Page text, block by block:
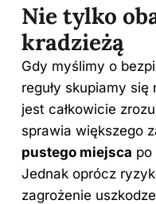
Nie tylko
kradzieżą
Gdy myślimy o
reguły skupiamy
jest całkowicie
sprawia większego
pustego miejsca po
Jednak oprócz
zagrożenie